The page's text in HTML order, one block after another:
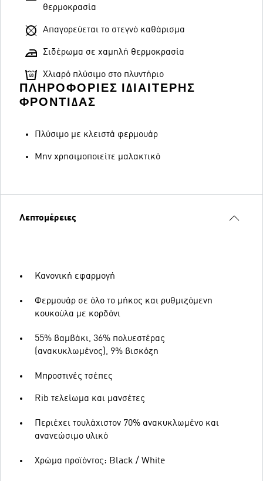
θερμοκρασία
Απαγορεύεται το στεγνό καθάρισμα
Σιδέρωμα σε χαμηλή θερμοκρασία
Χλιαρό πλύσιμο στο πλυντήριο
ΠΛΗΡΟΦΟΡΊΕΣ ΙΔΙΑΊΤΕΡΗΣ
ΦΡΟΝΤΊΔΑΣ
Πλύσιμο με κλειστά φερμουάρ
Μην χρησιμοποιείτε μαλακτικό
Λεπτομέρειες
Κανονική εφαρμογή
Φερμουάρ σε όλο το μήκος και ρυθμιζόμενη
κουκούλα με κορδόνι
55% βαμβάκι, 36% πολυεστέρας
(ανακυκλωμένος), 9% βισκόζη
Μπροστινές τσέπες
Rib τελείωμα και μανσέτες
Περιέχει τουλάχιστον 70% ανακυκλωμένο και
ανανεώσιμο υλικό
Χρώμα προϊόντος: Black / White